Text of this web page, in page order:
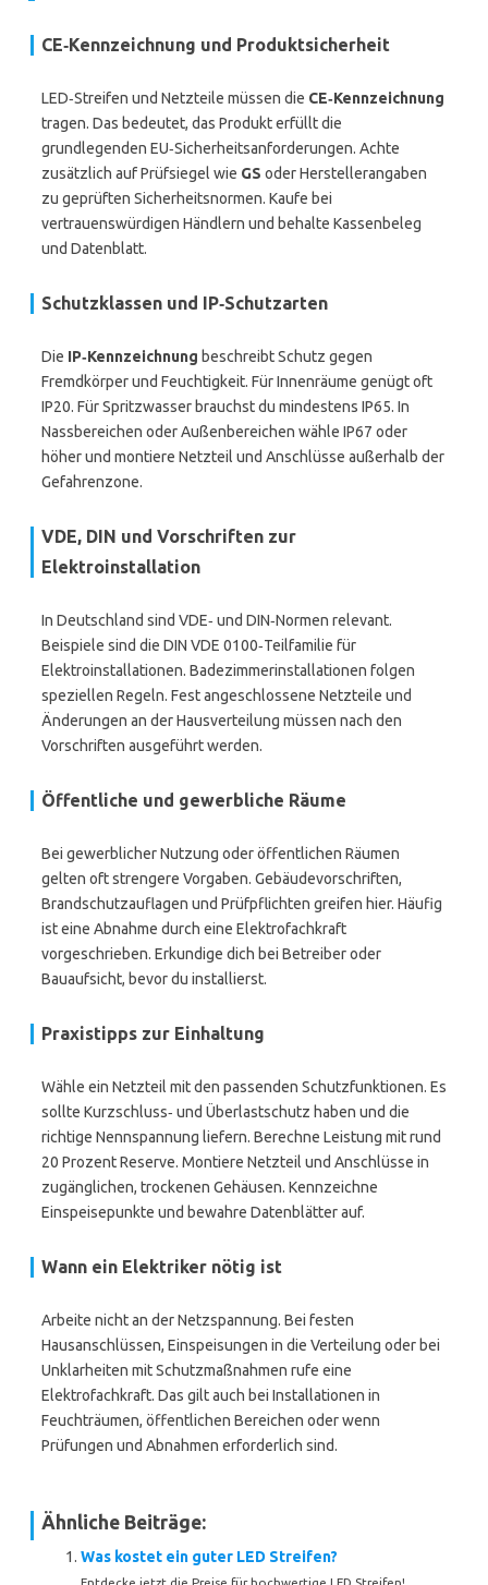
CE‑Kennzeichnung und Produktsicherheit
LED‑Streifen und Netzteile müssen die CE‑Kennzeichnung
tragen. Das bedeutet, das Produkt erfüllt die
grundlegenden EU‑Sicherheitsanforderungen. Achte
zusätzlich auf Prüfsiegel wie GS oder Herstellerangaben
zu geprüften Sicherheitsnormen. Kaufe bei
vertrauenswürdigen Händlern und behalte Kassenbeleg
und Datenblatt.
Schutzklassen und IP‑Schutzarten
Die IP‑Kennzeichnung beschreibt Schutz gegen
Fremdkörper und Feuchtigkeit. Für Innenräume genügt oft
IP20. Für Spritzwasser brauchst du mindestens IP65. In
Nassbereichen oder Außenbereichen wähle IP67 oder
höher und montiere Netzteil und Anschlüsse außerhalb der
Gefahrenzone.
VDE, DIN und Vorschriften zur
Elektroinstallation
In Deutschland sind VDE‑ und DIN‑Normen relevant.
Beispiele sind die DIN VDE 0100‑Teilfamilie für
Elektroinstallationen. Badezimmerinstallationen folgen
speziellen Regeln. Fest angeschlossene Netzteile und
Änderungen an der Hausverteilung müssen nach den
Vorschriften ausgeführt werden.
Öffentliche und gewerbliche Räume
Bei gewerblicher Nutzung oder öffentlichen Räumen
gelten oft strengere Vorgaben. Gebäudevorschriften,
Brandschutzauflagen und Prüfpflichten greifen hier. Häufig
ist eine Abnahme durch eine Elektrofachkraft
vorgeschrieben. Erkundige dich bei Betreiber oder
Bauaufsicht, bevor du installierst.
Praxistipps zur Einhaltung
Wähle ein Netzteil mit den passenden Schutzfunktionen. Es
sollte Kurzschluss‑ und Überlastschutz haben und die
richtige Nennspannung liefern. Berechne Leistung mit rund
20 Prozent Reserve. Montiere Netzteil und Anschlüsse in
zugänglichen, trockenen Gehäusen. Kennzeichne
Einspeisepunkte und bewahre Datenblätter auf.
Wann ein Elektriker nötig ist
Arbeite nicht an der Netzspannung. Bei festen
Hausanschlüssen, Einspeisungen in die Verteilung oder bei
Unklarheiten mit Schutzmaßnahmen rufe eine
Elektrofachkraft. Das gilt auch bei Installationen in
Feuchträumen, öffentlichen Bereichen oder wenn
Prüfungen und Abnahmen erforderlich sind.
Ähnliche Beiträge:
Was kostet ein guter LED Streifen?